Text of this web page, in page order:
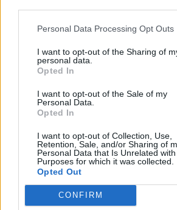
Personal Data Processing Opt Outs
I want to opt-out of the Sharing of
personal data.
Opted In
I want to opt-out of the Sale of my
Personal Data.
Opted In
I want to opt-out of Collection, Use,
Retention, Sale, and/or Sharing of
Personal Data that Is Unrelated
Purposes for which it was collected.
Opted Out
CONFIRM
Chanteurs : Nicole
Mohombi
[Single]
Paroles + Traduction
Commentaires
Pour prolonger le plaisir
Vous aimez chanter, apprenez la